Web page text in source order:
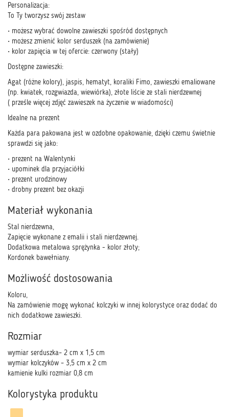
Personalizacja:
To Ty tworzysz swój zestaw
• możesz wybrać dowolne zawieszki spośród dostępnych
• możesz zmienić kolor serduszek (na zamówienie)
• kolor zapięcia w tej ofercie: czerwony (stały)
Dostępne zawieszki:
Agat (różne kolory), jaspis, hematyt, koraliki Fimo, zawieszki emaliowane
(np. kwiatek, rozgwiazda, wiewiórka), złote liście ze stali nierdzewnej
( prześle więcej zdjęć zawieszek na życzenie w wiadomości)
Idealne na prezent
Każda para pakowana jest w ozdobne opakowanie, dzięki czemu świetnie
sprawdzi się jako:
• prezent na Walentynki
• upominek dla przyjaciółki
• prezent urodzinowy
• drobny prezent bez okazji
Materiał wykonania
Stal nierdzewna,
Zapięcie wykonane z emalii i stali nierdzewnej.
Dodatkowa metalowa sprężynka - kolor złoty;
Kordonek bawełniany.
Możliwość dostosowania
Koloru,
Na zamówienie mogę wykonać kolczyki w innej kolorystyce oraz dodać do
nich dodatkowe zawieszki.
Rozmiar
wymiar serduszka– 2 cm x 1,5 cm
wymiar kolczyków – 3,5 cm x 2 cm
kamienie kulki rozmiar 0,8 cm
Kolorystyka produktu